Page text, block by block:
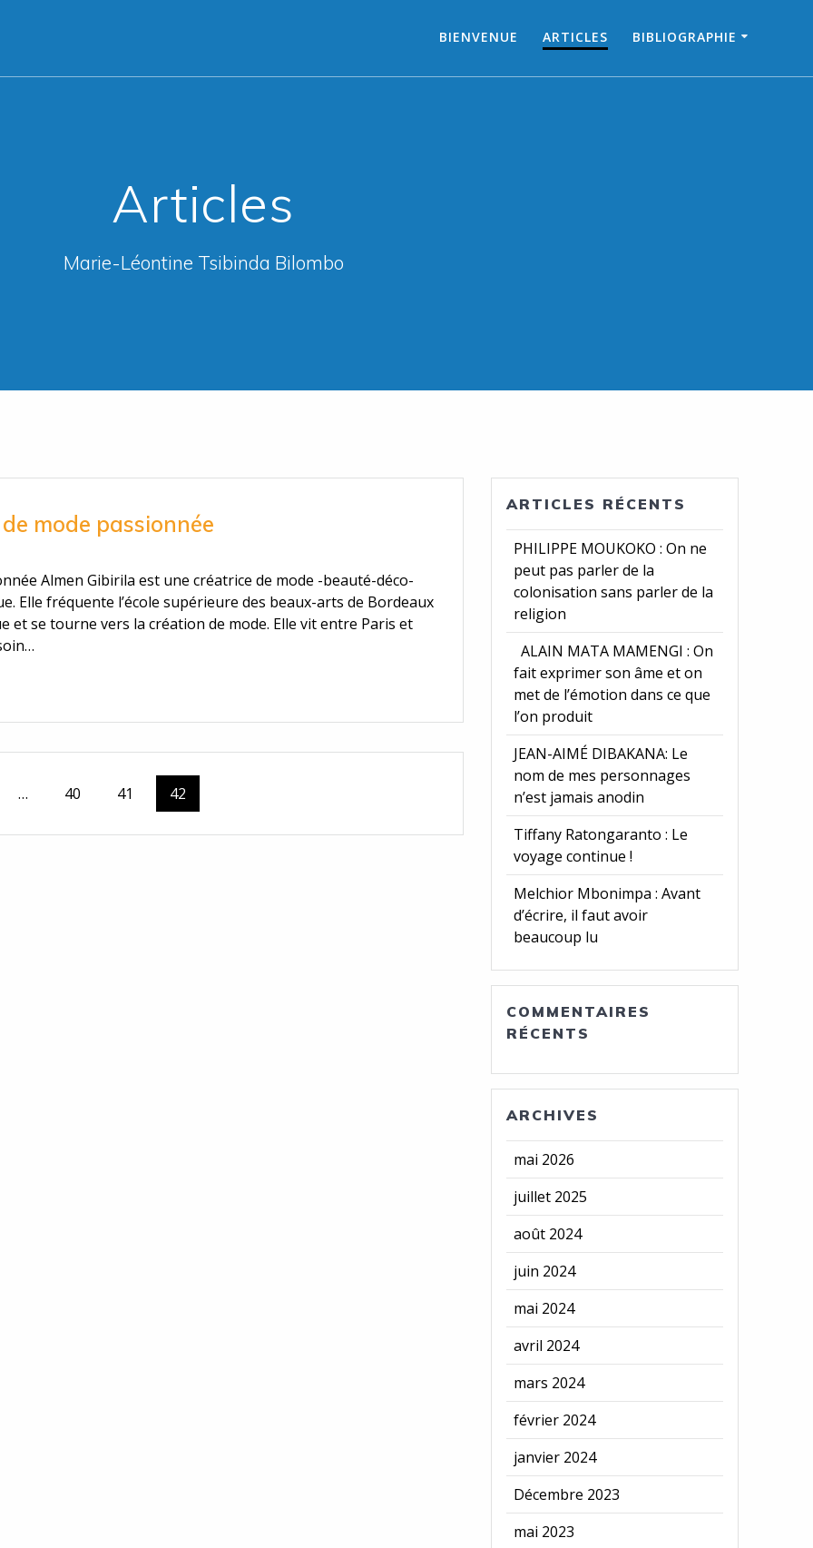
BIENVENUE ARTICLES BIBLIOGRAPHIE
Articles
Marie-Léontine Tsibinda Bilombo
mode passionnée
Almen Gibirila est une créatrice de mode -beauté-déco-
Elle fréquente l’école supérieure des beaux-arts de Bordeaux
et se tourne vers la création de mode. Elle vit entre Paris et
… Page
40 Page
41 Page
42
ARTICLES RÉCENTS
PHILIPPE MOUKOKO : On ne
peut pas parler de la
colonisation sans parler de la
religion
ALAIN MATA MAMENGI : On
fait exprimer son âme et on
met de l’émotion dans ce que
l’on produit
JEAN-AIMÉ DIBAKANA: Le
nom de mes personnages
n’est jamais anodin
Tiffany Ratongaranto : Le
voyage continue !
Melchior Mbonimpa : Avant
d’écrire, il faut avoir
beaucoup lu
COMMENTAIRES
RÉCENTS
ARCHIVES
mai 2026
juillet 2025
août 2024
juin 2024
mai 2024
avril 2024
mars 2024
février 2024
janvier 2024
Décembre 2023
mai 2023